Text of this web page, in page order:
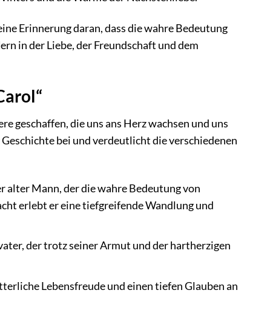
Erinnerung daran, dass die wahre Bedeutung
in der Liebe, der Freundschaft und dem
geschaffen, die uns ans Herz wachsen und uns
bei und verdeutlicht die verschiedenen
Mann, der die wahre Bedeutung von
erlebt er eine tiefgreifende Wandlung und
der trotz seiner Armut und der hartherzigen
Lebensfreude und einen tiefen Glauben an